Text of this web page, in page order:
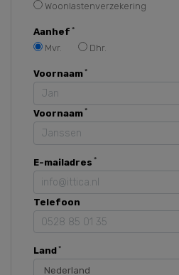
Woonlastenverzekering
Aanhef
Mvr.
Dhr.
Voornaam
Voornaam
E-mailadres
Telefoon
Land